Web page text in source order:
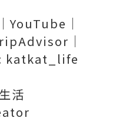
｜
｜
katkat_life
活